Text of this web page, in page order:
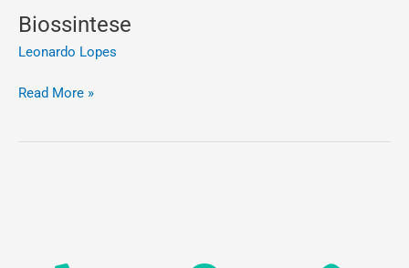
Biossintese
Leonardo Lopes
Read More »